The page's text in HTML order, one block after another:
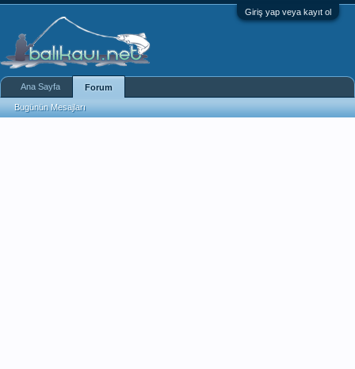
Giriş yap veya kayıt ol
Ana Sayfa Forum
Bugünün Mesajları